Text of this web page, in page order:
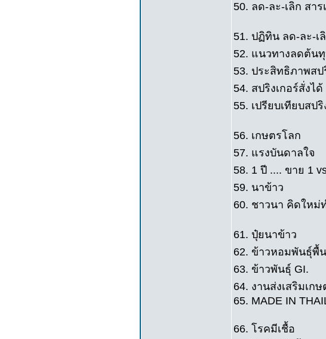
50. ลด-ละ-เลิก สาร
51. ปฏิทิน ลด-ละ-เ
52. แนวทางลดต้น
53. ประสิทธิภาพสป
54. สปริงเกอร์สั่งได้
55. เปรียบเทียบสปริ
56. เกษตรโลก
57. แรงบันดาลใจ
58. 1 ปี .... ขาย 1
59. นาข้าว
60. ชาวนา คิดใหม่
61. ปุ๋ยนาข้าว
62. ข้าวหอมพันธุ์พื้
63. ข้าวพันธุ์ GI.
64. งานส่งเสริมเก
65. MADE IN
66. โรคมีเชื้อ